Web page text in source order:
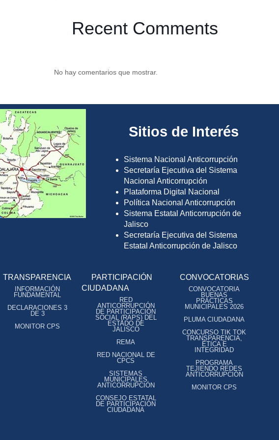
Recent Comments
No hay comentarios que mostrar.
Sitios de Interés
Sistema Nacional Anticorrupción
Secretaría Ejecutiva del Sistema
Nacional Anticorrupción
Plataforma Digital Nacional
Política Nacional Anticorrupción
Sistema Estatal Anticorrupción de
Jalisco
Secretaría Ejecutiva del Sistema
Estatal Anticorrupción de Jalisco
TRANSPARENCIA
INFORMACIÓN
FUNDAMENTAL
DECLARACIONES 3
DE 3
MONITOR CPS
PARTICIPACIÓN
CIUDADANA
RED
ANTICORRUPCIÓN
DE PARTICIPACIÓN
SOCIAL (RAPS) DEL
ESTADO DE
JALISCO
REMA
RED NACIONAL DE
CPCS
SISTEMAS
MUNICIPALES
ANTICORRUPCIÓN
CONSEJO ESTATAL
DE PARTICIPACIÓN
CIUDADANA
CONVOCATORIAS
CONVOCATORIA
BUENAS
PRÁCTICAS
MUNICIPALES 2026
PLUMA CIUDADANA
CONCURSO TIK TOK
TRANSPARENCIA,
ÉTICA E
INTEGRIDAD
PROGRAMA
TEJIENDO REDES
ANTICORRUPCIÓN
MONITOR CPS